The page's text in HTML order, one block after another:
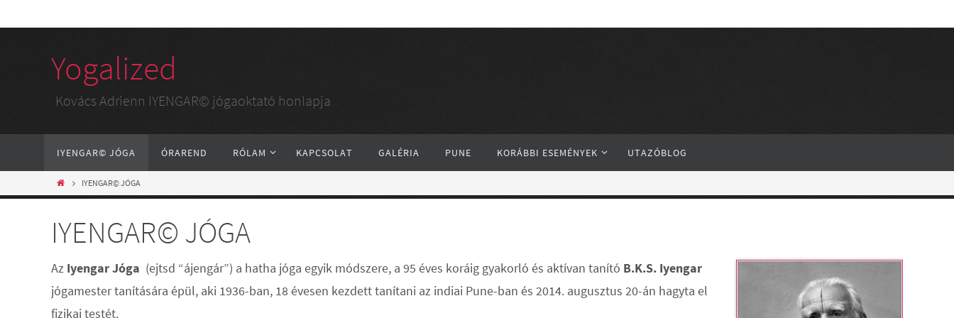
Yogalized
Kovács Adrienn IYENGAR© jógaoktató honlapja
IYENGAR© JÓGA ÓRAREND RÓLAM KAPCSOLAT GALÉRIA PUNE KORÁBBI ESEMÉNYEK UTAZÓBLOG
IYENGAR© JÓGA
IYENGAR© JÓGA
Az Iyengar Jóga (ejtsd “ájengár”) a hatha jóga egyik módszere, a 95 éves koráig gyakorló és aktívan tanító B.K.S. Iyengar
jógamester tanítására épül, aki 1936-ban, 18 évesen kezdett tanítani az indiai Pune-ban és 2014. augusztus 20-án hagyta el
fizikai testét.